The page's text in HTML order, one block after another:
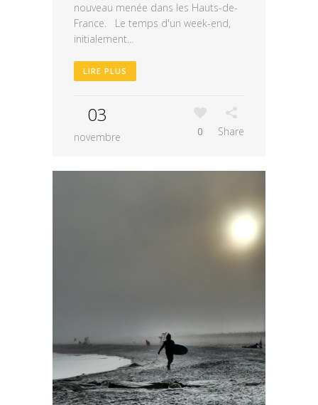
nouveau menée dans les Hauts-de-
France. Le temps d'un week-end,
initialement...
LIRE PLUS
03
novembre 0 Share